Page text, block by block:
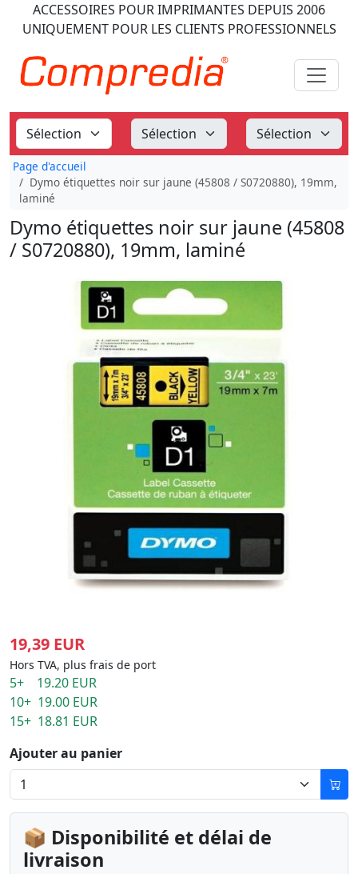
ACCESSOIRES POUR IMPRIMANTES DEPUIS 2006
UNIQUEMENT POUR LES CLIENTS PROFESSIONNELS
Page d'accueil
Dymo étiquettes noir sur jaune (45808 / S0720880), 19mm,
laminé
Dymo étiquettes noir sur jaune (45808
/ S0720880), 19mm, laminé
19,39 EUR
Hors TVA, plus frais de port
5+ 19.20 EUR
10+ 19.00 EUR
15+ 18.81 EUR
Ajouter au panier
📦 Disponibilité et délai de
livraison